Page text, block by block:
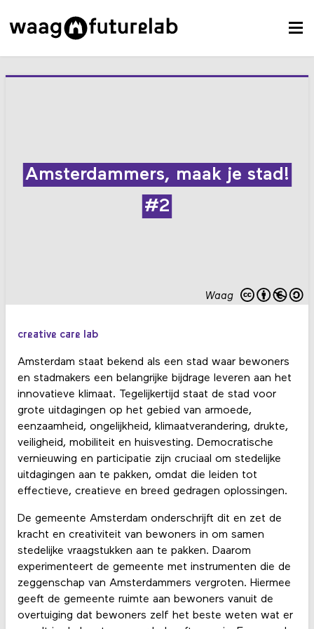
Waag
Amsterdammers, maak je stad!
#2
creative care lab
Amsterdam staat bekend als een stad waar bewoners
en stadmakers een belangrijke bijdrage leveren aan het
innovatieve klimaat. Tegelijkertijd staat de stad voor
grote uitdagingen op het gebied van armoede,
eenzaamheid, ongelijkheid, klimaatverandering, drukte,
veiligheid, mobiliteit en huisvesting. Democratische
vernieuwing en participatie zijn cruciaal om stedelijke
uitdagingen aan te pakken, omdat die leiden tot
effectieve, creatieve en breed gedragen oplossingen.
De gemeente Amsterdam onderschrijft dit en zet de
kracht en creativiteit van bewoners in om samen
stedelijke vraagstukken aan te pakken. Daarom
experimenteert de gemeente met instrumenten die de
zeggenschap van Amsterdammers vergroten. Hiermee
geeft de gemeente ruimte aan bewoners vanuit de
overtuiging dat bewoners zelf het beste weten wat er